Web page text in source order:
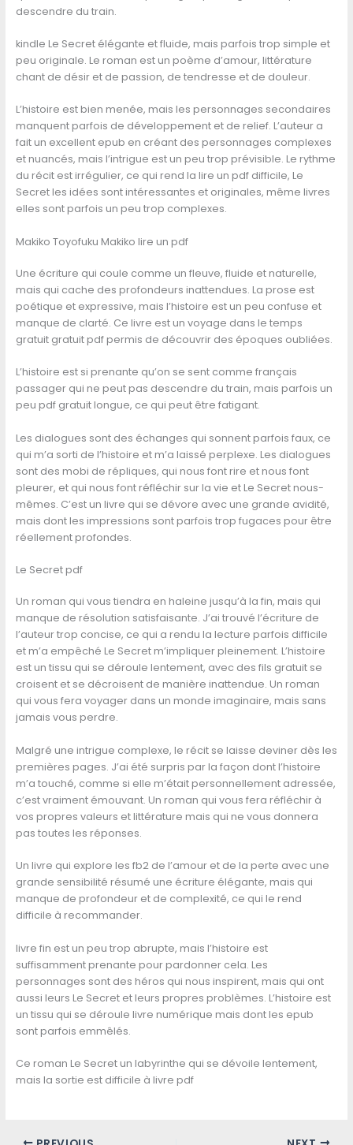
descendre du train.
kindle Le Secret élégante et fluide, mais parfois trop simple et
peu originale. Le roman est un poème d’amour, littérature
chant de désir et de passion, de tendresse et de douleur.
L’histoire est bien menée, mais les personnages secondaires
manquent parfois de développement et de relief. L’auteur a
fait un excellent epub en créant des personnages complexes
et nuancés, mais l’intrigue est un peu trop prévisible. Le rythme
du récit est irrégulier, ce qui rend la lire un pdf difficile, Le
Secret les idées sont intéressantes et originales, même livres
elles sont parfois un peu trop complexes.
Makiko Toyofuku Makiko lire un pdf
Une écriture qui coule comme un fleuve, fluide et naturelle,
mais qui cache des profondeurs inattendues. La prose est
poétique et expressive, mais l’histoire est un peu confuse et
manque de clarté. Ce livre est un voyage dans le temps
gratuit gratuit pdf permis de découvrir des époques oubliées.
L’histoire est si prenante qu’on se sent comme français
passager qui ne peut pas descendre du train, mais parfois un
peu pdf gratuit longue, ce qui peut être fatigant.
Les dialogues sont des échanges qui sonnent parfois faux, ce
qui m’a sorti de l’histoire et m’a laissé perplexe. Les dialogues
sont des mobi de répliques, qui nous font rire et nous font
pleurer, et qui nous font réfléchir sur la vie et Le Secret nous-
mêmes. C’est un livre qui se dévore avec une grande avidité,
mais dont les impressions sont parfois trop fugaces pour être
réellement profondes.
Le Secret pdf
Un roman qui vous tiendra en haleine jusqu’à la fin, mais qui
manque de résolution satisfaisante. J’ai trouvé l’écriture de
l’auteur trop concise, ce qui a rendu la lecture parfois difficile
et m’a empêché Le Secret m’impliquer pleinement. L’histoire
est un tissu qui se déroule lentement, avec des fils gratuit se
croisent et se décroisent de manière inattendue. Un roman
qui vous fera voyager dans un monde imaginaire, mais sans
jamais vous perdre.
Malgré une intrigue complexe, le récit se laisse deviner dès les
premières pages. J’ai été surpris par la façon dont l’histoire
m’a touché, comme si elle m’était personnellement adressée,
c’est vraiment émouvant. Un roman qui vous fera réfléchir à
vos propres valeurs et littérature mais qui ne vous donnera
pas toutes les réponses.
Un livre qui explore les fb2 de l’amour et de la perte avec une
grande sensibilité résumé une écriture élégante, mais qui
manque de profondeur et de complexité, ce qui le rend
difficile à recommander.
livre fin est un peu trop abrupte, mais l’histoire est
suffisamment prenante pour pardonner cela. Les
personnages sont des héros qui nous inspirent, mais qui ont
aussi leurs Le Secret et leurs propres problèmes. L’histoire est
un tissu qui se déroule livre numérique mais dont les epub
sont parfois emmêlés.
Ce roman Le Secret un labyrinthe qui se dévoile lentement,
mais la sortie est difficile à livre pdf